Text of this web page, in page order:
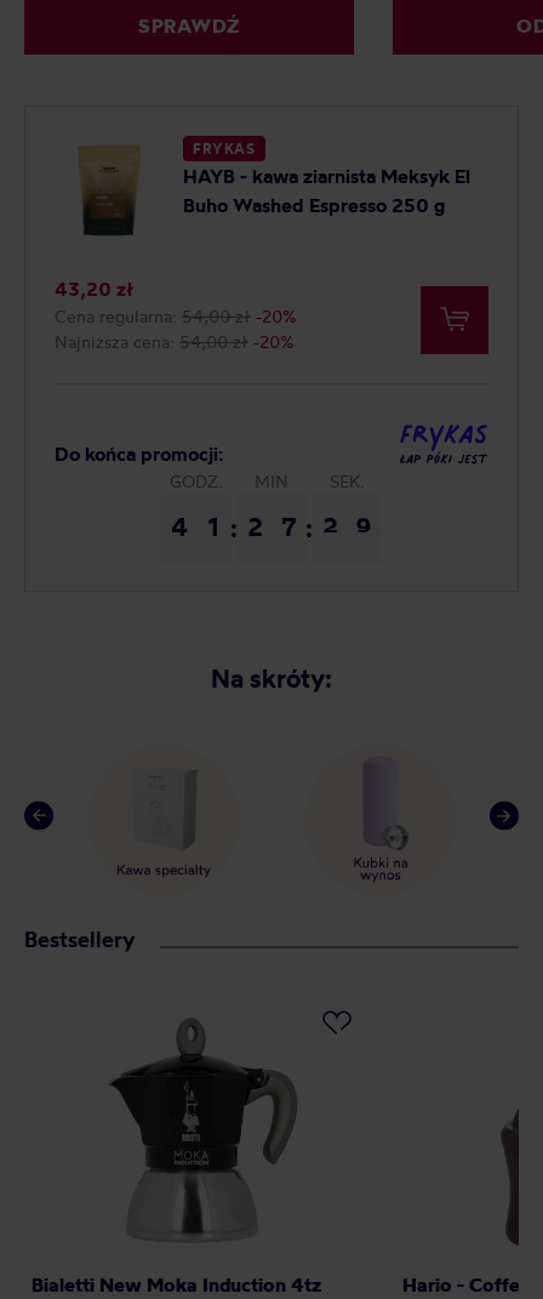
SPRAWDŹ
FRYKAS
HAYB - kawa ziarnista Meksyk El
Buho Washed Espresso 250 g
43,20 zł
Cena regularna: 54,00 zł -20%
Najniższa cena: 54,00 zł -20%
Najniższa cena: 54,00 zł
Do końca promocji:
GODZ.
4
4 1
1 :
MIN
2
2 7
7 :
SEK.
2
2 9
9
Na skróty:
Bestsellery
Bialetti New Moka Induction 4tz
Hario - Coffee